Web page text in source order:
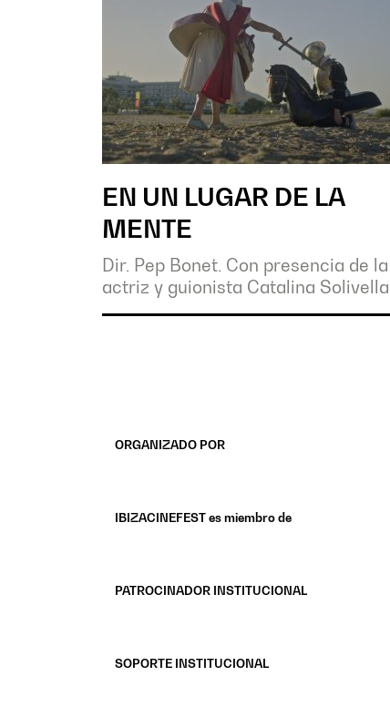
EN UN LUGAR DE LA
MENTE
Dir. Pep Bonet. Con presencia de la
actriz y guionista Catalina
ORGANIZADO POR
IBIZACINEFEST es miembro de
PATROCINADOR INSTITUCIONAL
SOPORTE INSTITUCIONAL